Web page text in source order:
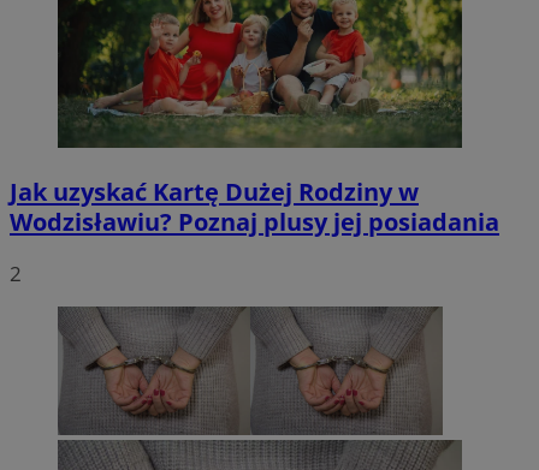
Jak uzyskać Kartę Dużej Rodziny w
Wodzisławiu? Poznaj plusy jej posiadania
2